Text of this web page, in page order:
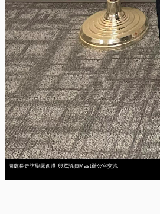
周處長走訪聖露西港 與眾議員Mast辦公室交流